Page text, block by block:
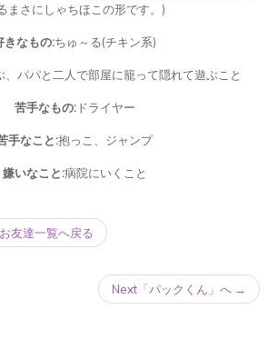
まさにしゃちほこの形です。)
きなもの:ちゅ～る(チキン系)
、パパと二人で部屋に籠って隠れて遊ぶこと
苦手なもの:ドライヤー
手なこと:抱っこ、ジャンプ
嫌いなこと:病院にいくこと
友達一覧へ戻る
Next「パックくん」へ →